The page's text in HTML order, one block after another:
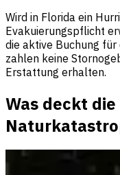
Wird in Florida ein
Evakuierungspflicht
die aktive Buchung
zahlen keine
Erstattung erhalten.
Was deckt